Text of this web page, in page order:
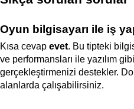
Oyun bilgisayarı ile iş
Kısa cevap evet. Bu tipteki
ve performansları ile yazılım
gerçekleştirmenizi destekler.
alanlarda çalışabilirsiniz.